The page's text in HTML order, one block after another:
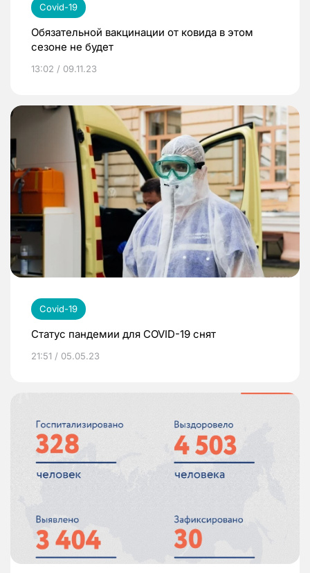
Covid-19
Обязательной вакцинации от ковида в этом
сезоне не будет
13:02 / 09.11.23
Covid-19
Статус пандемии для COVID-19 снят
21:51 / 05.05.23